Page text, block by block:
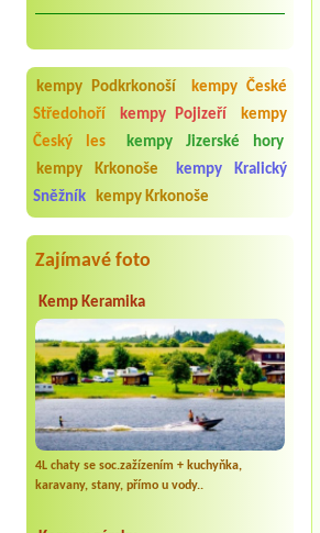
kempy Podkrkonoší
kempy České
Středohoří
kempy Pojizeří
kempy
Český les
kempy Jizerské hory
kempy Krkonoše
kempy Kralický
Sněžník kempy Krkonoše
Zajímavé foto
Kemp Keramika
4L chaty se soc.zažízením + kuchyňka,
karavany, stany, přímo u vody..